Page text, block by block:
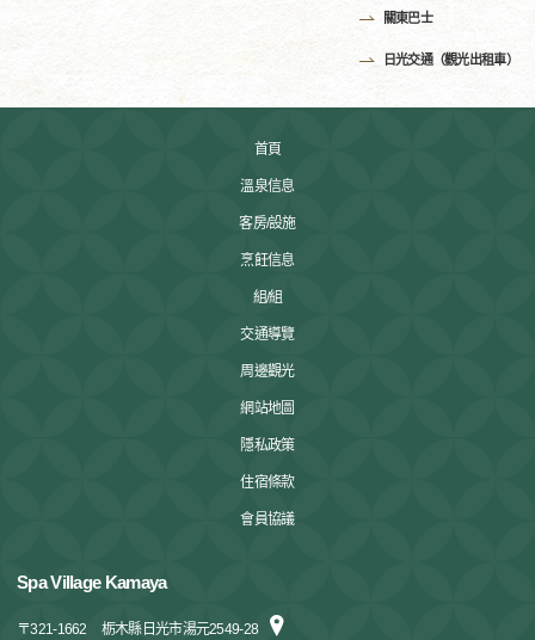
關東巴士
日光交通（觀光出租車）
首頁
溫泉信息
客房/設施
烹飪信息
組/組
交通導覽
周邊觀光
網站地圖
隱私政策
住宿條款
會員協議
Spa Village Kamaya
〒321-1662 栃木縣日光市湯元2549-28